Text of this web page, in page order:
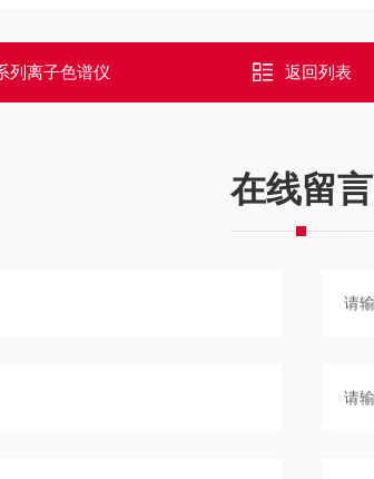
列离子色谱仪 返回列表
在线留言